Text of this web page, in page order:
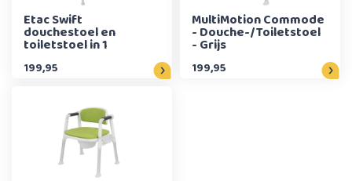
Etac Swift
douchestoel en
toiletstoel in 1
199,95
MultiMotion Commode
- Douche-/Toiletstoel
- Grijs
199,95